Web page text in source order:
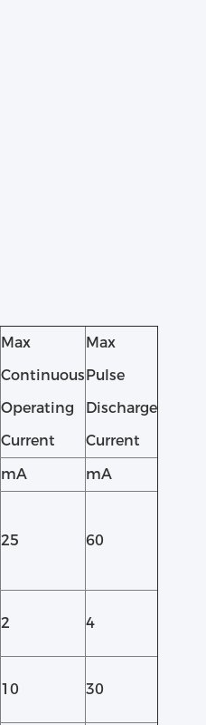
Max
Continuous
Operating
Current
Max
Pulse
Discharge
Current
mA
mA
25 60
2 4
10 30